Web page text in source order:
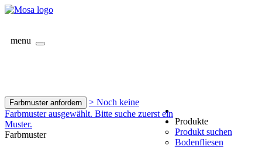
menu
Farbmuster anfordern
> Noch keine
Farbmuster ausgewählt. Bitte suche zuerst ein
Muster.
Farbmuster
Produkte
Produkt suchen
Bodenfliesen